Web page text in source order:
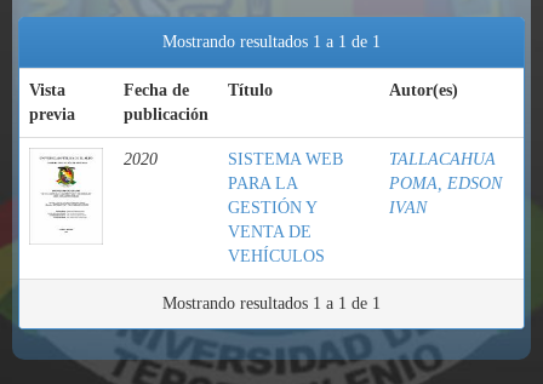
Mostrando resultados 1 a 1 de 1
Vista
previa
Fecha de
publicación
Título Autor(es)
2020
SISTEMA WEB
PARA LA
GESTIÓN Y
VENTA DE
VEHÍCULOS
TALLACAHUA
POMA, EDSON
IVAN
Mostrando resultados 1 a 1 de 1